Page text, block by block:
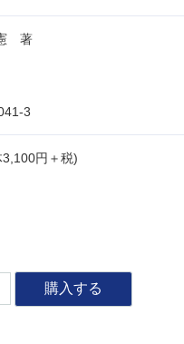
著
3
円＋税)
購入する